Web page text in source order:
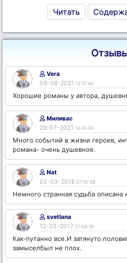
Читать
Vera
09-08-2021 13:17:40
Хорошие романы у автора,
Миливас
29-07-2021 14:10:00
Много событий в жизни героев,
романа- очень душевное.
Nat
02-03-2018 07:10:38
Немного странная судьба описана
svetlana
12-03-2017 21:56:18
Как-путанно все.И
замыселбыл не плох.